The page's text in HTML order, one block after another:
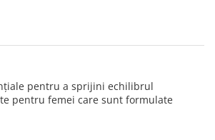
pentru a sprijini echilibrul
pentru femei care sunt formulate